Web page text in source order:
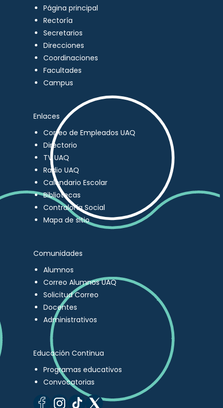
Página principal
Rectoría
Secretarios
Direcciones
Coordinaciones
Facultades
Campus
Enlaces
Correo de Empleados UAQ
Directorio
TV UAQ
Radio UAQ
Calendario Escolar
Bibliotecas
Contraloría Social
Mapa de sitio
Comunidades
Alumnos
Correo Alumnos UAQ
Solicitud Correo
Docentes
Administrativos
Educación Continua
Programas educativos
Convocatorias